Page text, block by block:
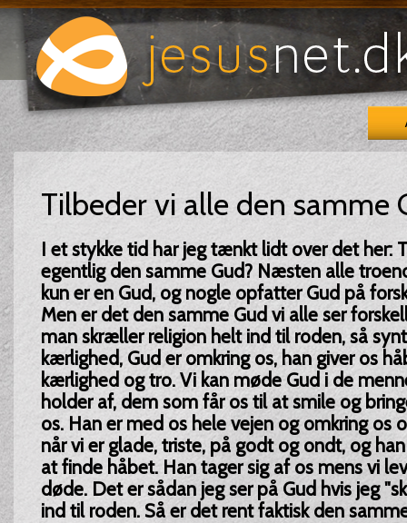
Tilbeder vi alle den samme
I et stykke tid har jeg tænkt lidt over det her:
egentlig den samme Gud? Næsten alle
kun er en Gud, og nogle opfatter Gud på
Men er det den samme Gud vi alle ser
man skræller religion helt ind til roden, så
kærlighed, Gud er omkring os, han giver os
kærlighed og tro. Vi kan møde Gud i de
holder af, dem som får os til at smile og
os. Han er med os hele vejen og omkring os
når vi er glade, triste, på godt og ondt, og
at finde håbet. Han tager sig af os mens vi
døde. Det er sådan jeg ser på Gud hvis jeg
ind til roden. Så er det rent faktisk den